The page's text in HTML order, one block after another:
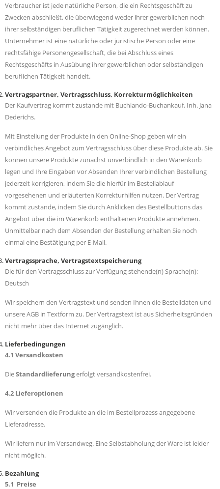
Verbraucher ist jede natürliche Person, die ein Rechtsgeschäft zu
Zwecken abschließt, die überwiegend weder ihrer gewerblichen noch
ihrer selbständigen beruflichen Tätigkeit zugerechnet werden können.
Unternehmer ist eine natürliche oder juristische Person oder eine
rechtsfähige Personengesellschaft, die bei Abschluss eines
Rechtsgeschäfts in Ausübung ihrer gewerblichen oder selbständigen
beruflichen Tätigkeit handelt.
Vertragspartner, Vertragsschluss, Korrekturmöglichkeiten
Der Kaufvertrag kommt zustande mit Buchlando-Buchankauf, Inh. Jana
Dederichs.
Mit Einstellung der Produkte in den Online-Shop geben wir ein
verbindliches Angebot zum Vertragsschluss über diese Produkte ab. Sie
können unsere Produkte zunächst unverbindlich in den Warenkorb
legen und Ihre Eingaben vor Absenden Ihrer verbindlichen Bestellung
jederzeit korrigieren, indem Sie die hierfür im Bestellablauf
vorgesehenen und erläuterten Korrekturhilfen nutzen. Der Vertrag
kommt zustande, indem Sie durch Anklicken des Bestellbuttons das
Angebot über die im Warenkorb enthaltenen Produkte annehmen.
Unmittelbar nach dem Absenden der Bestellung erhalten Sie noch
einmal eine Bestätigung per E-Mail.
Vertragssprache, Vertragstextspeicherung
Die für den Vertragsschluss zur Verfügung stehende(n) Sprache(n):
Deutsch
Wir speichern den Vertragstext und senden Ihnen die Bestelldaten und
unsere AGB in Textform zu. Der Vertragstext ist aus Sicherheitsgründen
nicht mehr über das Internet zugänglich.
Lieferbedingungen
4.1 Versandkosten
DieStandardlieferungerfolgt versandkostenfrei.
4.2 Lieferoptionen
Wir versenden die Produkte an die im Bestellprozess angegebene
Lieferadresse.
Wir liefern nur im Versandweg. Eine Selbstabholung der Ware ist leider
nicht möglich.
Bezahlung
5.1 Preise